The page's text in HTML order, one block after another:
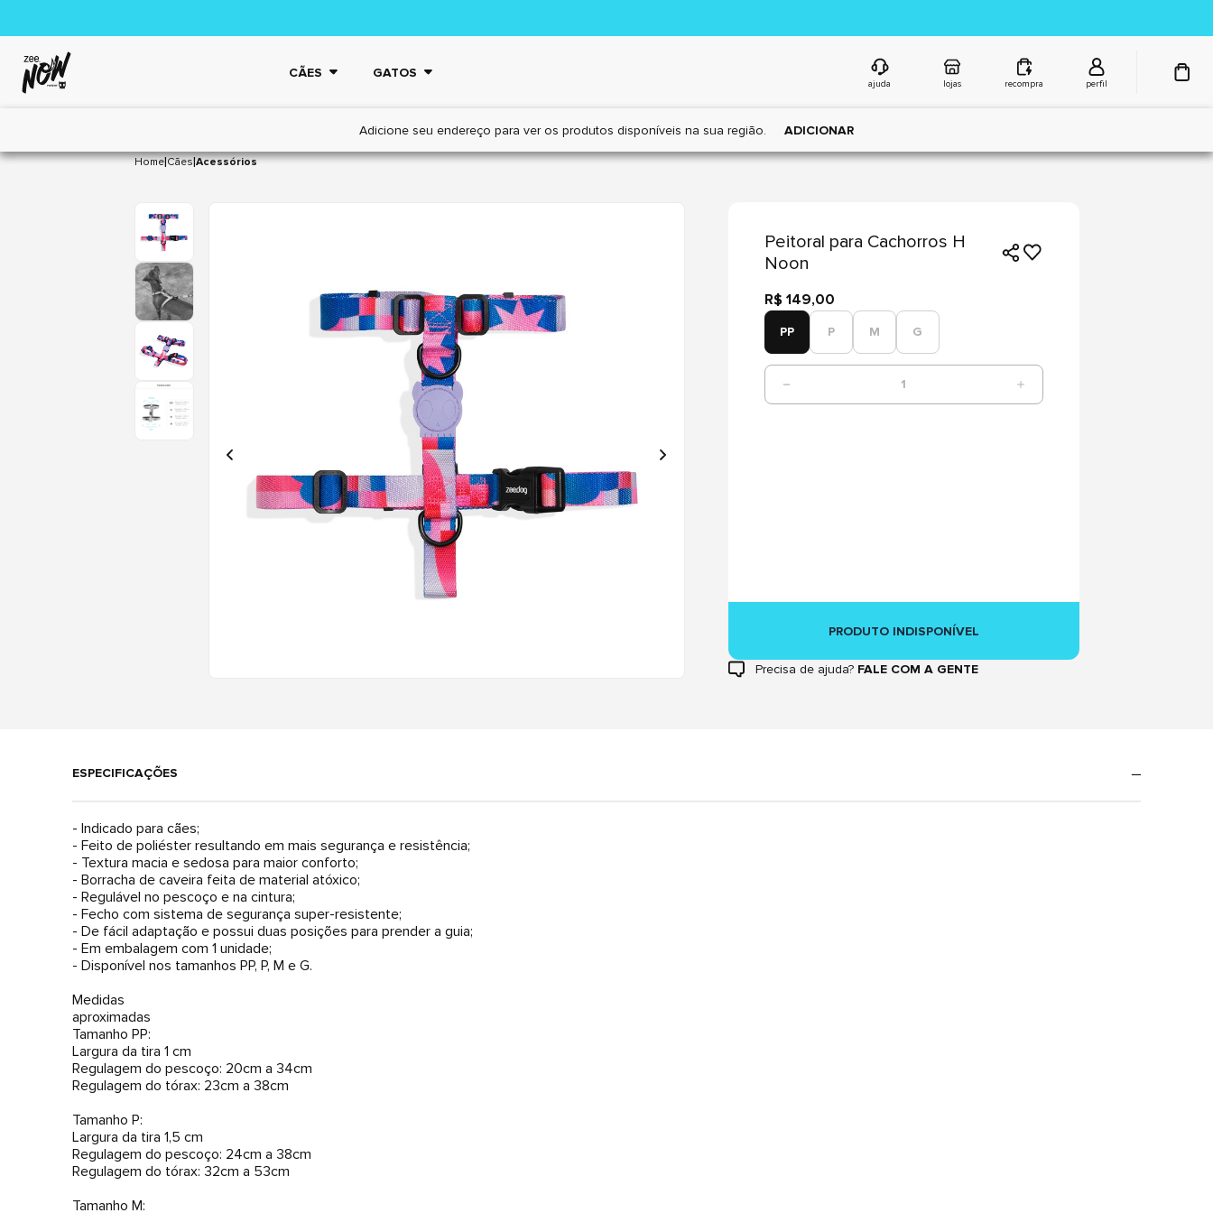
CÃES GATOS
ajuda lojas recompra perfil
Adicione seu endereço para ver os produtos disponíveis na sua região. ADICIONAR
Home|Cães|Acessórios
Peitoral para Cachorros H
Noon
R$ 149,00
PP P M G
1
PRODUTO INDISPONÍVEL
Precisa de ajuda? FALE COM A GENTE
ESPECIFICAÇÕES
- Indicado para cães;
- Feito de poliéster resultando em mais segurança e resistência;
- Textura macia e sedosa para maior conforto;
- Borracha de caveira feita de material atóxico;
- Regulável no pescoço e na cintura;
- Fecho com sistema de segurança super-resistente;
- De fácil adaptação e possui duas posições para prender a guia;
- Em embalagem com 1 unidade;
- Disponível nos tamanhos PP, P, M e G.
Medidas
aproximadas
Tamanho PP:
Largura da tira 1 cm
Regulagem do pescoço: 20cm a 34cm
Regulagem do tórax: 23cm a 38cm
Tamanho P:
Largura da tira 1,5 cm
Regulagem do pescoço: 24cm a 38cm
Regulagem do tórax: 32cm a 53cm
Tamanho M: